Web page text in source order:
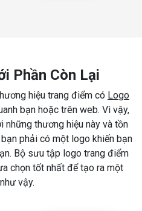
Phần Còn Lại
hiệu trang điểm có Logo
bạn hoặc trên web. Vì vậy,
những thương hiệu này và tồn
phải có một logo khiến bạn
Bộ sưu tập logo trang điểm
chọn tốt nhất để tạo ra một
vậy.